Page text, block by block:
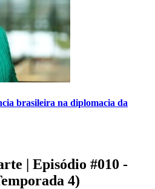
brasileira na diplomacia da
| Episódio #010 -
4)